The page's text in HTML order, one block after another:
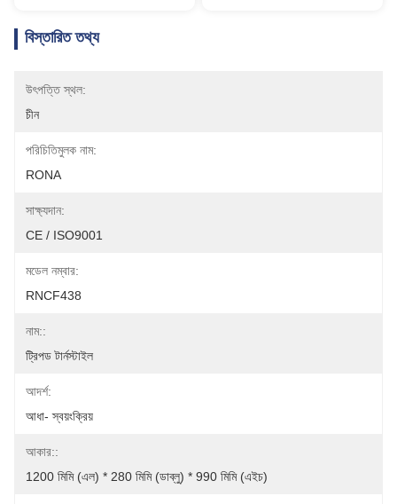
বিস্তারিত তথ্য
উৎপত্তি স্থল:
চীন
পরিচিতিমুলক নাম:
RONA
সাক্ষ্যদান:
CE / ISO9001
মডেল নম্বার:
RNCF438
নাম::
ট্রিপড টার্নস্টাইল
আদর্শ:
আধা- স্বয়ংক্রিয়
আকার::
1200 মিমি (এল) * 280 মিমি (ডাব্লু) * 990 মিমি (এইচ)